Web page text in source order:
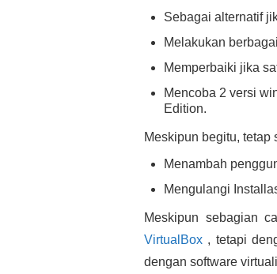
Sebagai alternatif
Melakukan
Memperbaiki jika
Mencoba 2 versi
Edition.
Meskipun begitu, tetap
Menambah
Mengulangi
Meskipun sebagian
VirtualBox , tetapi
dengan software